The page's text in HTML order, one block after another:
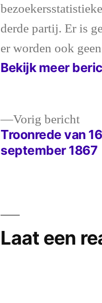
derde partij. Er is
er worden ook
Bekijk meer
Vorig berichtVorig
Troonrede van 16
september 1867
Laat een